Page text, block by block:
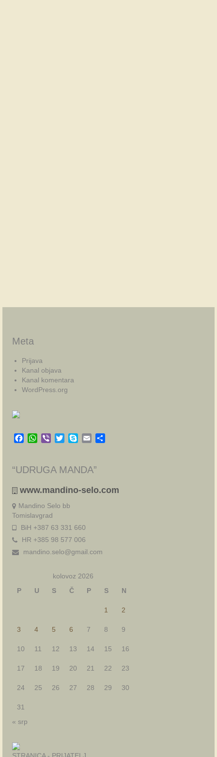
Meta
Prijava
Kanal objava
Kanal komentara
WordPress.org
Facebook
WhatsApp
Viber TwitterSkypeEmail
“UDRUGA MANDA”
www.mandino-selo.com
Mandino Selo bb
Tomislavgrad
BiH +387 63 331 660
HR +385 98 577 006
mandino.selo@gmail.com
kolovoz 2026
P
U S Č P S N
1 2
3 4 5 6 7 8 9
10 11 12 13 14 15 16
17 18 19 20 21 22 23
24 25 26 27 28 29 30
31
« srp